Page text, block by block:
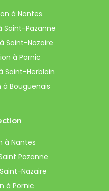
à Nantes
Saint-Pazanne
Saint-Nazaire
à Pornic
Saint-Herblain
Bouguenais
à Nantes
Pazanne
Nazaire
à Pornic